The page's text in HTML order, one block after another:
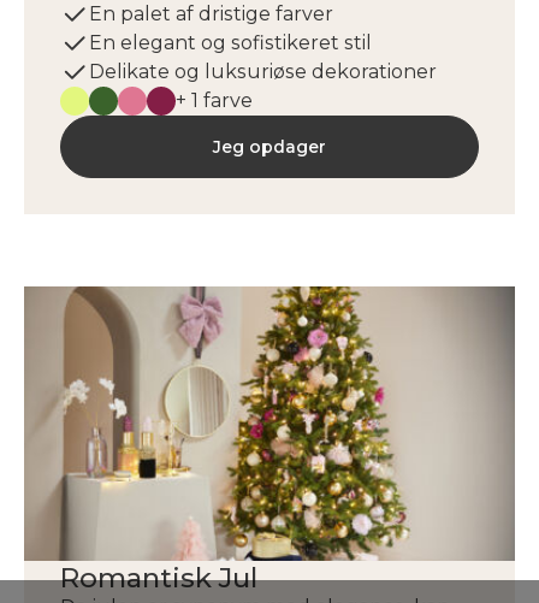
En palet af dristige farver
En elegant og sofistikeret stil
Delikate og luksuriøse dekorationer
+ 1 farve
Jeg opdager
Romantisk Jul